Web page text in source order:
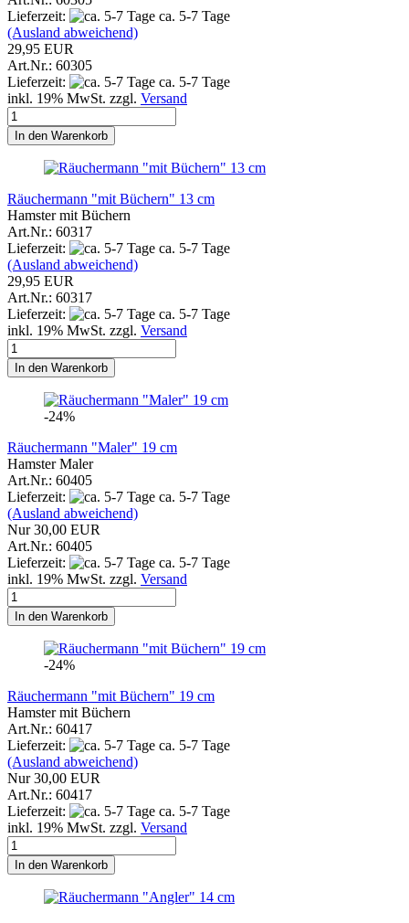
Lieferzeit:
ca. 5-7 Tage
(Ausland abweichend)
29,95 EUR
Art.Nr.: 60305
Lieferzeit:
ca. 5-7 Tage
inkl. 19% MwSt. zzgl. Versand
In den Warenkorb
Räuchermann "mit Büchern" 13 cm
Hamster mit Büchern
Art.Nr.: 60317
Lieferzeit:
ca. 5-7 Tage
(Ausland abweichend)
29,95 EUR
Art.Nr.: 60317
Lieferzeit:
ca. 5-7 Tage
inkl. 19% MwSt. zzgl. Versand
In den Warenkorb
-24%
Räuchermann "Maler" 19 cm
Hamster Maler
Art.Nr.: 60405
Lieferzeit:
ca. 5-7 Tage
(Ausland abweichend)
Nur 30,00 EUR
Art.Nr.: 60405
Lieferzeit:
ca. 5-7 Tage
inkl. 19% MwSt. zzgl. Versand
In den Warenkorb
-24%
Räuchermann "mit Büchern" 19 cm
Hamster mit Büchern
Art.Nr.: 60417
Lieferzeit:
ca. 5-7 Tage
(Ausland abweichend)
Nur 30,00 EUR
Art.Nr.: 60417
Lieferzeit:
ca. 5-7 Tage
inkl. 19% MwSt. zzgl. Versand
In den Warenkorb